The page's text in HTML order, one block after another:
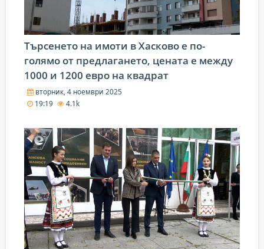
Търсенето на имоти в Хасково е по-
голямо от предлагането, цената е между
1000 и 1200 евро на квадрат
вторник, 4 ноември 2025
19:19
4.1k